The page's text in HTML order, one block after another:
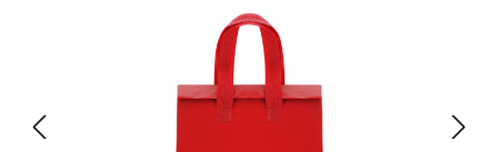
Bildergalerie überspringen